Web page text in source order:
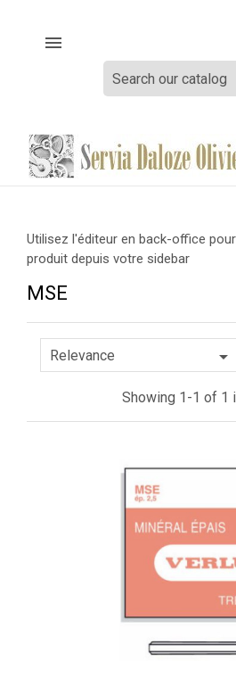

Utilisez l'éditeur en back-office
produit depuis votre sidebar
MSE
Relevance 
Showing 1-1 of 1